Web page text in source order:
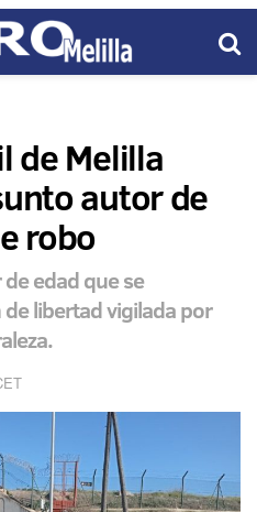
de Melilla
autor de
robo
edad que se
libertad vigilada por